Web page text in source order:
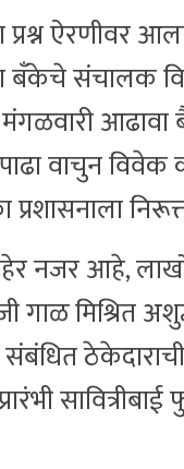
ऐरणीवर
बँकेचे संचालक
मंगळवारी
वाचुन विवेक
प्रशासनाला
नजर आहे, लाखो
गाळ मिश्रित
संबंधित